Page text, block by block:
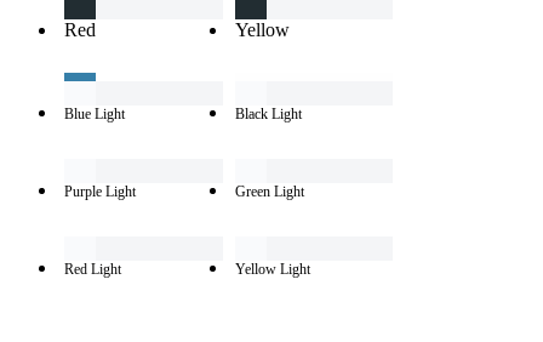
Red Yellow
Blue Light Black Light
Purple Light Green Light
Red Light Yellow Light